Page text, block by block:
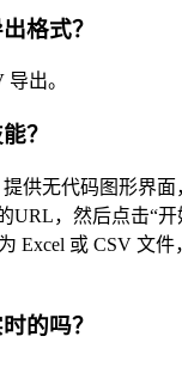
格式？
导出。
？
提供无代码图形界
URL，然后点击“
Excel 或 CSV 文
的吗？